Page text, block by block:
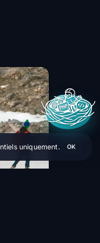
uniquement. OK